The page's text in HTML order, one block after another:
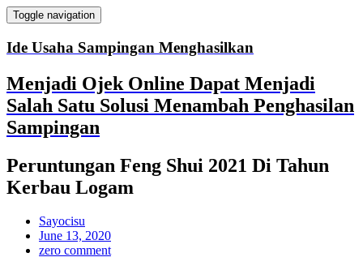
Toggle navigation
Ide Usaha Sampingan Menghasilkan
Menjadi Ojek Online Dapat Menjadi
Salah Satu Solusi Menambah Penghasilan
Sampingan
Peruntungan Feng Shui 2021 Di Tahun
Kerbau Logam
Sayocisu
June 13, 2020
zero comment